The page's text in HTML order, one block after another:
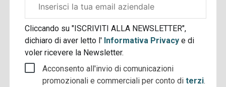
aziendale
Cliccando su "ISCRIVITI ALLA NEWSLETTER",
dichiaro di aver letto l' Informativa Privacye di
voler ricevere la Newsletter.
Acconsento all'invio di comunicazioni
promozionali e commerciali per conto diterzi.